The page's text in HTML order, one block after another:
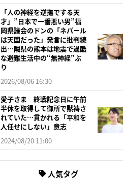
「人の神経を逆撫でする天
才」”日本で一番悪い男”福
岡県議会のドンの「ネパール
は天国だった」発言に批判続
出…隣県の熊本は地震で過酷
な避難生活中の“無神経”ぶ
り
2026/08/06 16:30
愛子さま 終戦記念日に午前
半休を取得して御所で黙祷さ
れていた…貫かれる「平和を
人任せにしない」意志
2024/08/20 11:00
人気タグ